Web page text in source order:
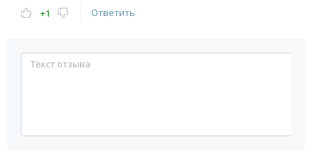
+1
Ответить